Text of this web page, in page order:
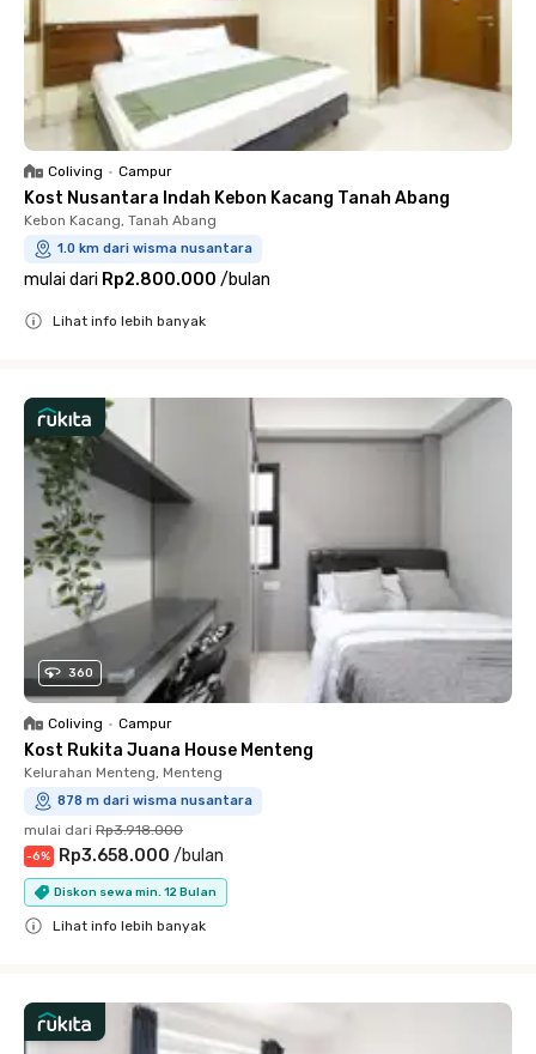
Coliving • Campur
Kost Nusantara Indah Kebon Kacang Tanah Abang
Kebon Kacang, Tanah Abang
1.0 km dari wisma nusantara
mulai dari Rp2.800.000 /bulan
Lihat info lebih banyak
360
Coliving • Campur
Kost Rukita Juana House Menteng
Kelurahan Menteng, Menteng
878 m dari wisma nusantara
mulai dari Rp3.918.000
-6% Rp3.658.000 /bulan
Diskon sewa min. 12 Bulan
Lihat info lebih banyak